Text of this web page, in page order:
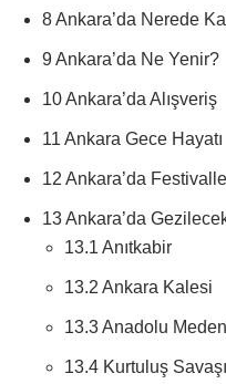
8 Ankara’da Nerede
9 Ankara’da Ne Yenir?
10 Ankara’da Alışveriş
11 Ankara Gece Hayatı
12 Ankara’da
13 Ankara’da
13.1 Anıtkabir
13.2 Ankara Kalesi
13.3 Anadolu
13.4 Kurtuluş